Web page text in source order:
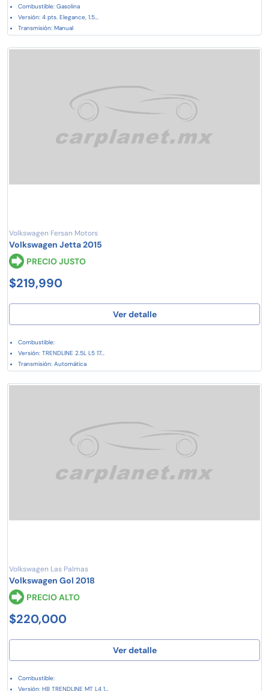
Combustible: Gasolina
Versión: 4 pts. Elegance, 1.5...
Transmisión: Manual
Volkswagen Fersan Motors
Volkswagen Jetta 2015
PRECIO JUSTO
$219,990
Ver detalle
Combustible:
Versión: TRENDLINE 2.5L L5 17...
Transmisión: Automática
Volkswagen Las Palmas
Volkswagen Gol 2018
PRECIO ALTO
$220,000
Ver detalle
Combustible:
Versión: HB TRENDLINE MT L4 1...